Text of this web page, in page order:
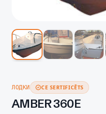
ЛОДКИ CE SERTIFICĒTS
AMBER 360E